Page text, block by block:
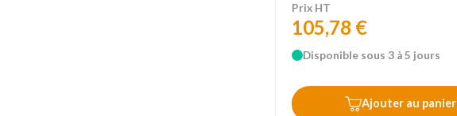
Prix HT
105,78 €
Disponible sous 3 à 5 jours
Ajouter au panier